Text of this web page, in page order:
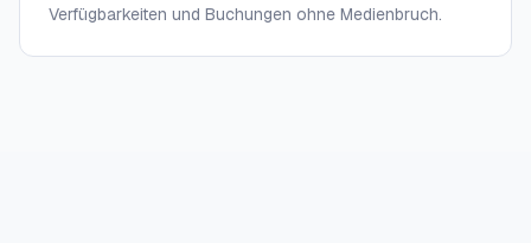
Verfügbarkeiten und Buchungen ohne Medienbruch.